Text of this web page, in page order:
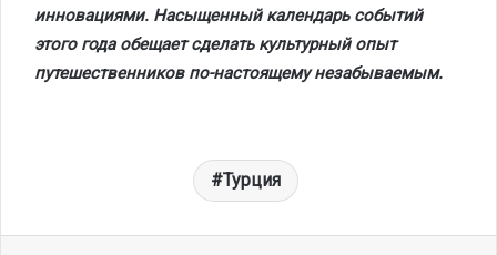
инновациями. Насыщенный календарь событий
этого года обещает сделать культурный опыт
путешественников по-настоящему незабываемым.
Турция